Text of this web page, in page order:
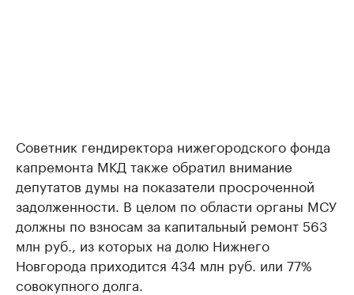
Советник гендиректора нижегородского фонда
капремонта МКД также обратил внимание
депутатов думы на показатели просроченной
задолженности. В целом по области органы МСУ
должны по взносам за капитальный ремонт 563
млн руб., из которых на долю Нижнего
Новгорода приходится 434 млн руб. или 77%
совокупного долга.